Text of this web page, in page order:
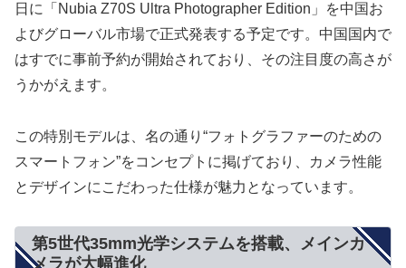
日に「Nubia Z70S Ultra Photographer Edition」を中国お
よびグローバル市場で正式発表する予定です。中国国内で
はすでに事前予約が開始されており、その注目度の高さが
うかがえます。
この特別モデルは、名の通り“フォトグラファーのための
スマートフォン”をコンセプトに掲げており、カメラ性能
とデザインにこだわった仕様が魅力となっています。
第5世代35mm光学システムを搭載、メインカ
メラが大幅進化